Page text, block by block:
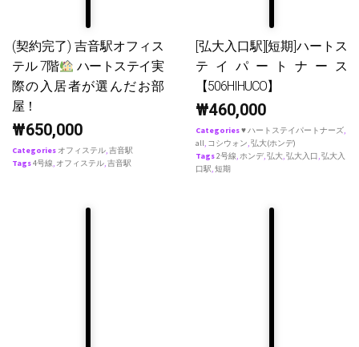
(契約完了) 吉音駅オフィス
テル 7階
ハートステイ実
際の入居者が選んだお部
屋！
₩650,000
Categories オフィステル,吉音駅
Tags4号線, オフィステル,吉音駅
[弘大入口駅][短期]ハートス
テイパートナース
【506HIHUCO】
₩460,000
Categories♥ ハートステイパートナーズ,
all, コシウォン,弘大(ホンデ)
Tags2号線,ホンデ,弘大,弘大入口,弘大入
口駅,短期